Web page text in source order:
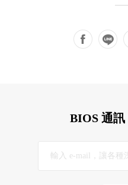
BIOS 通